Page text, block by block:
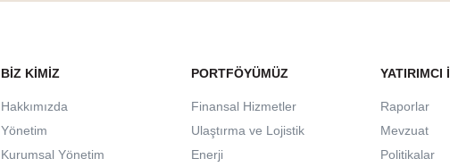
BIZ KIMIZ
Hakkımızda
Yönetim
Kurumsal Yönetim
PORTFÖYÜMÜZ
Finansal Hizmetler
Ulaştırma ve Lojistik
Enerji
YATIRIMCI
Raporlar
Mevzuat
Politikalar